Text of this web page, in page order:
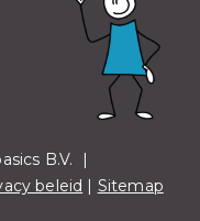
B.V. |
beleid | Sitemap